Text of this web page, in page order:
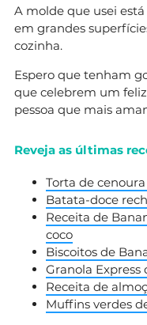
A molde que usei
em grandes
cozinha.
Espero que tenham
que celebrem um
pessoa que mais
Reveja as últimas
Torta de
Batata-doce
Receita de
coco
Biscoitos de
Granola Express
Receita de
Muffins verdes